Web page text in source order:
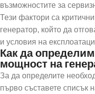
възможностите за
Тези фактори са
генератор, който да
и условия на
Как да
мощност на
За да определите
първо съставете списък